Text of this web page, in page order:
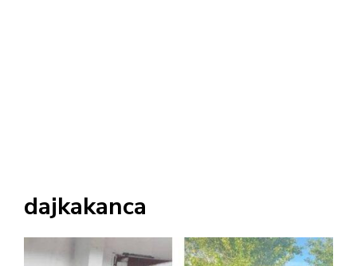
dajkakanca